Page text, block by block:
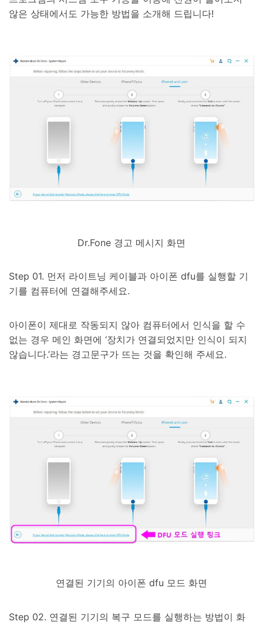
않은 상태에서도 가능한 방법을 소개해 드립니다!
Dr.Fone 경고 메시지 화면
Step 01. 먼저 라이트닝 케이블과 아이폰 dfu를 실행할 기
기를 컴퓨터에 연결해주세요.
아이폰이 제대로 작동되지 않아 컴퓨터에서 인식을 할 수
없는 경우 메인 화면에 ‘장치가 연결되었지만 인식이 되지
않습니다.’라는 경고문구가 뜨는 것을 확인해 주세요.
연결된 기기의 아이폰 dfu 모드 화면
Step 02. 연결된 기기의 복구 모드를 실행하는 방법이 화